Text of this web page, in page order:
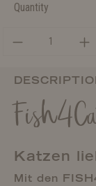
Quantity
Katzen
Mit den